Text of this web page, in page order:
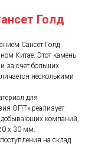
Голд
Сансет Голд
Китае. Этот камень
за счет больших
несколькими
для
ОПТ» реализует
компаний,
х 30 мм.
на склад